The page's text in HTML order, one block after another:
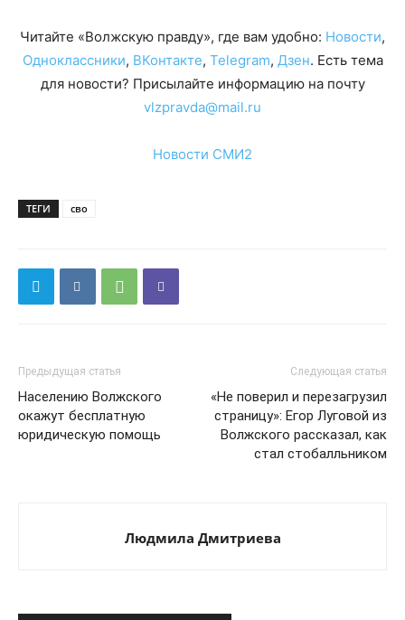
Читайте «Волжскую правду», где вам удобно: Новости,
Одноклассники, ВКонтакте, Telegram, Дзен. Есть тема
для новости? Присылайте информацию на почту
vlzpravda@mail.ru
Новости СМИ2
ТЕГИ сво
Предыдущая статья
Населению Волжского
окажут бесплатную
юридическую помощь
Следующая статья
«Не поверил и перезагрузил
страницу»: Егор Луговой из
Волжского рассказал, как
стал стобалльником
Людмила Дмитриева